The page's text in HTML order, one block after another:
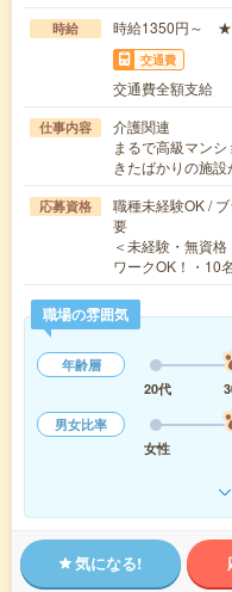
時給 時給1350円～ ★
交通費
交通費全額支給
仕事内容
介護関連
まるで高級マン
きたばかりの施
応募資格
職種未経験OK /
要
＜未経験・無資
ワークOK！・10
職場の雰囲気
年齢層
20代
男女比率
女性
気になる!